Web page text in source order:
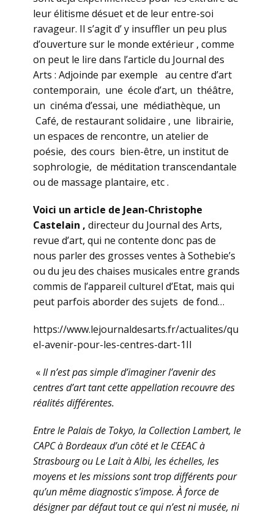
leur élitisme désuet et de leur entre-soi
ravageur. Il s’agit d’ y insuffler un peu plus
d’ouverture sur le monde extérieur , comme
on peut le lire dans l’article du Journal des
Arts : Adjoinde par exemple au centre d’art
contemporain, une école d’art, un théâtre,
un cinéma d’essai, une médiathèque, un
Café, de restaurant solidaire , une librairie,
un espaces de rencontre, un atelier de
poésie, des cours bien-être, un institut de
sophrologie, de méditation transcendantale
ou de massage plantaire, etc .
Voici un article de Jean-Christophe
Castelain , directeur du Journal des Arts,
revue d’art, qui ne contente donc pas de
nous parler des grosses ventes à Sothebie’s
ou du jeu des chaises musicales entre grands
commis de l’appareil culturel d’Etat, mais qui
peut parfois aborder des sujets de fond…
https://www.lejournaldesarts.fr/actualites/qu
el-avenir-pour-les-centres-dart-1Il
«Il n’est pas simple d’imaginer l’avenir des
centres d’art tant cette appellation recouvre des
réalités différentes.
Entre le Palais de Tokyo, la Collection Lambert, le
CAPC à Bordeaux d’un côté et le CEEAC à
Strasbourg ou Le Lait à Albi, les échelles, les
moyens et les missions sont trop différents pour
qu’un même diagnostic s’impose. À force de
désigner par défaut tout ce qui n’est ni musée, ni